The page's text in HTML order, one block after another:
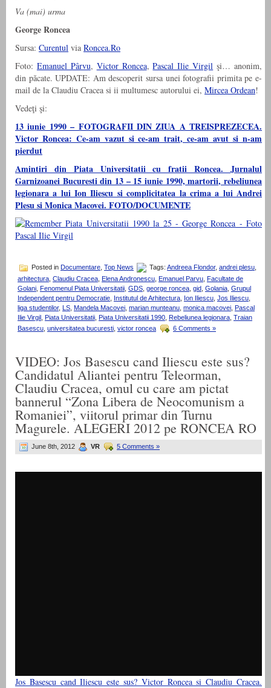
Va (mai) urma
George Roncea
Sursa: Curentul via Roncea.Ro
Foto: Emanuel Pârvu, Victor Roncea,Pascal Ilie Virgil şi… anonim,
din păcate. UPDATE: Am descoperit sursa unei fotografii primita pe e-
mail de la Claudiu Cracea si ii multumesc autorului ei, Mircea Ordean!
Vedeţi şi:
13 iunie 1990 – FOTOGRAFII DIN ZIUA A TREISPREZECEA.
Victor Roncea: Ce-am vazut si ce-am trait, ce-am avut si n-am
pierdut
Amintiri din Piata Universitatii cu fratii Roncea. Jurnalul
Garnizoanei Bucuresti din 13 – 15 iunie 1990, martorii, rebeliunea
legionara a lui Ion Iliescu si complicitatea la crima a lui Andrei
Plesu si Monica Macovei. FOTO/DOCUMENTE
Posted in Documentare Top News Tags: Andreea Flondor, andrei plesu
arhitectura Claudiu Cracea Elena Andronescu Emanuel Parvu
Facultate de
Golani
Fenomenul Piata Universitatii GDS george roncea gid Golania Grupul
Independent pentru Democratie
Institutul de Arhitectura Ion Iliescu Jos Iliescu
liga studentilor, LS Mandela Macovei marian munteanu monica macovei
Pascal
Ilie Virgil
Piata Universitatii Piata Universitatii 1990 Rebeliunea legionara Traian
Basescu universitatea bucuresti victor roncea 6 Comments »
VIDEO: Jos Basescu cand Iliescu este sus?
Candidatul Aliantei pentru Teleorman,
Claudiu Cracea, omul cu care am pictat
bannerul “Zona Libera de Neocomunism a
Romaniei”, viitorul primar din Turnu
Magurele. ALEGERI 2012 pe RONCEA RO
June 8th, 2012 VR 5 Comments »
Jos Basescu cand Iliescu este sus? Victor Roncea si Claudiu Cracea.